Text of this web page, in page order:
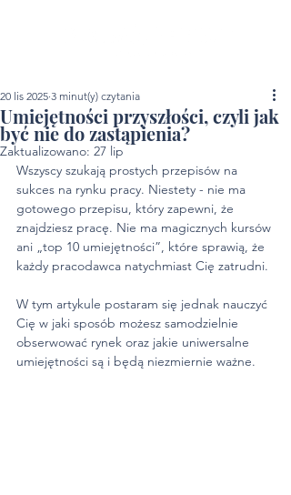
Umiejętności przyszłości, czyli jak
być nie do zastąpienia?
20 lis 2025 3 minut(y) czytania
Zaktualizowano: 27 lip
Wszyscy szukają prostych przepisów na
sukces na rynku pracy. Niestety - nie ma
gotowego przepisu, który zapewni, że
znajdziesz pracę. Nie ma magicznych kursów
ani „top 10 umiejętności”, które sprawią, że
każdy pracodawca natychmiast Cię zatrudni.
W tym artykule postaram się jednak nauczyć
Cię w jaki sposób możesz samodzielnie
obserwować rynek oraz jakie uniwersalne
umiejętności są i będą niezmiernie ważne.